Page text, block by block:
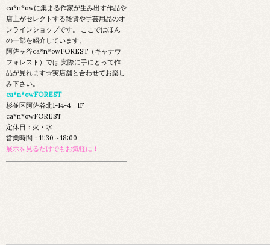
ca*n*owに集まる作家が生み出す作品や
店主がセレクトする雑貨や手芸用品のオ
ンラインショップです。 ここではほん
の一部を紹介しています。
阿佐ヶ谷ca*n*owFOREST（キャナウ
フォレスト）では 実際に手にとって作
品が見れます☆実店舗と合わせてお楽し
み下さい。
ca*n*owFOREST
杉並区阿佐谷北1-14-4 1F
ca*n*owFOREST
定休日：火・水
営業時間：11:30～18:00
展示を見るだけでもお気軽に！